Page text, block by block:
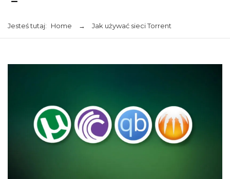
Jesteś tutaj: Home → Jak używać sieci Torrent